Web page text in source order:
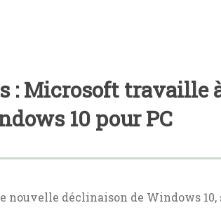
: Microsoft travaille
10 pour PC
nouvelle déclinaison de Windows